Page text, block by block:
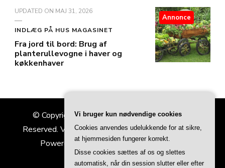
UPDATED ON MAJ 31, 2026
INDLÆG PÅ HUS MAGASINET
Fra jord til bord: Brug af
planterullevogne i haver og
køkkenhaver
Annonce
© Copyright 2026Hus Magasinet. All Rights
Reserved. Vilva | Developed ByBlossom Themes.
Powered byWordPress.Privatlivspolitik
Vi bruger kun nødvendige cookies
Cookies anvendes udelukkende for at sikre,
at hjemmesiden fungerer korrekt.
Disse cookies sættes af os og slettes
automatisk, når din session slutter eller efter